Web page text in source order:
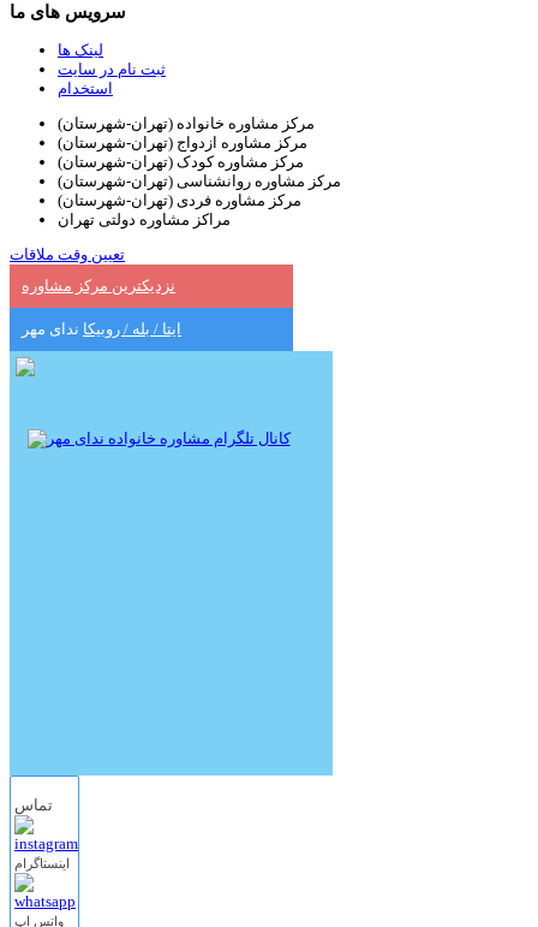
سرویس های ما
لینک ها
ثبت نام در سایت
استخدام
مرکز مشاوره خانواده (تهران-شهرستان)
مرکز مشاوره ازدواج (تهران-شهرستان)
مرکز مشاوره کودک (تهران-شهرستان)
مرکز مشاوره روانشناسی (تهران-شهرستان)
مرکز مشاوره فردی (تهران-شهرستان)
مراکز مشاوره دولتی تهران
تعیین وقت ملاقات
نزدیکترین مرکز مشاوره
ایتا / بله / روبیکا ندای مهر
تماس
اینستاگرام
واتس اپ